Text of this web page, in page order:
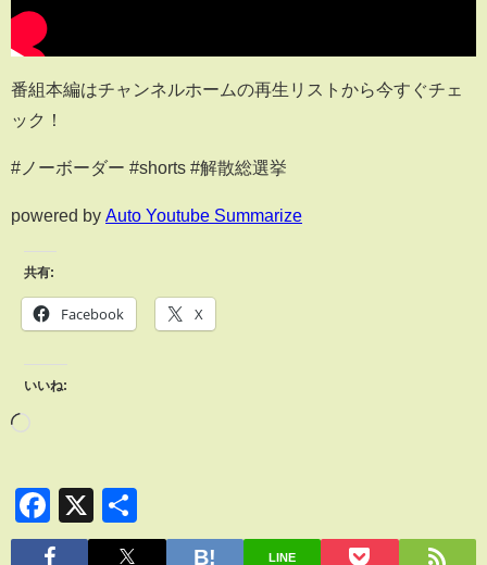
番組本編はチャンネルホームの再生リストから今すぐチェ
ック！
#ノーボーダー #shorts #解散総選挙
powered by Auto Youtube Summarize
共有:
Facebook X
いいね:
Facebook
X
有
LINE